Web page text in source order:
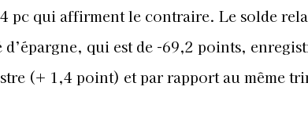
pc qui affirment le contraire. Le solde
qui est de -69,2 points,
(+ 1,4 point) et par rapport au même